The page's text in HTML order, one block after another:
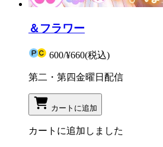
＆フラワー
600/¥660(税込)
第二・第四金曜日配信
カートに追加
カートに追加しました